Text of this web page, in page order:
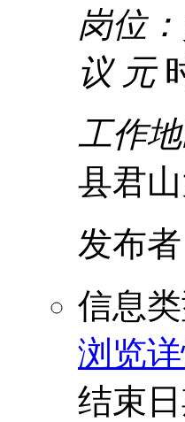
岗位
议 元
工作
县君
发布
信息
浏览
结束